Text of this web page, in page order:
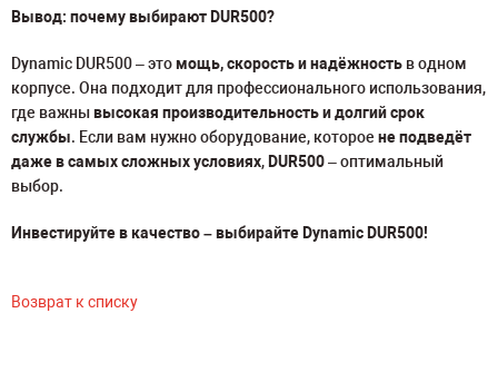
Вывод: почему выбирают DUR500?
Dynamic DUR500 – этомощь, скорость и надёжность в одном
корпусе. Она подходит для профессионального использования,
где важнывысокая производительность и долгий срок
службы. Если вам нужно оборудование, которое не подведёт
даже в самых сложных условиях, DUR500– оптимальный
выбор.
Инвестируйте в качество – выбирайте Dynamic DUR500!
Возврат к списку